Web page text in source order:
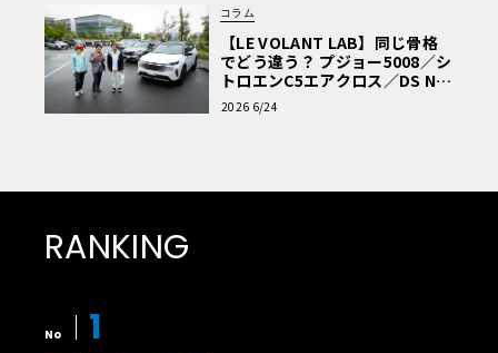
コラム
【LE VOLANT LAB】同じ骨格
でどう違う？ プジョー5008／シ
トロエンC5エアクロス／DS Nº4
読者一気乗りレポート
2026 6/24
RANKING
No 1